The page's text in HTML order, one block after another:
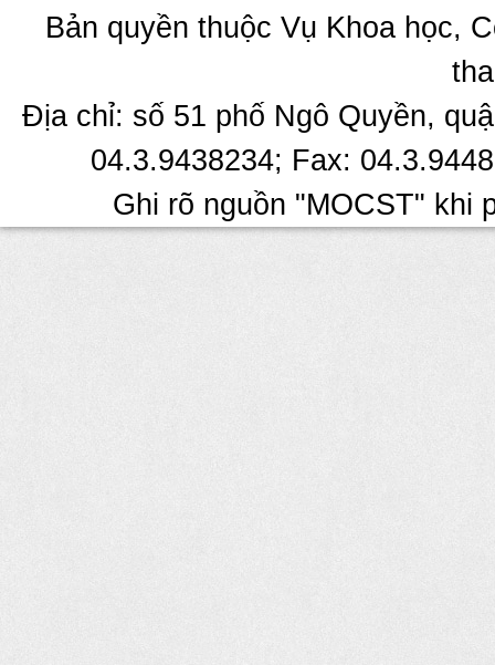
Bản quyền thuộc Vụ Khoa học,
Địa chỉ: số 51 phố Ngô Quyền,
04.3.9438234; Fax:
Ghi rõ nguồn "MOCST" khi